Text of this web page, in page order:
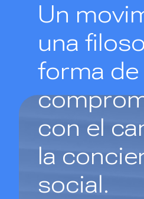
Un
una
forma
con el
la
social.